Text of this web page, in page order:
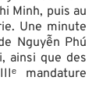
Minh, puis au
Une minute
Nguyễn Phú
ainsi que des
mandature